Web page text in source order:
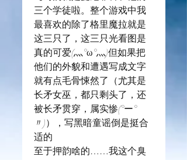
三个学徒啦。整个游戏中我
最喜欢的除了格里魔拉就是
这三只了，这三只光看图是
真的可爱(灬°ω°灬)但如果把
他们的外貌和遭遇写成文字
就有点毛骨悚然了（尤其是
长矛女巫，都只剩头了，还
被长矛贯穿，属实惨(°ー°
〃)），写黑暗童谣倒是挺合
适的
至于押韵啥的……我这个臭